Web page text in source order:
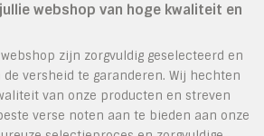
webshop van hoge kwaliteit en
zijn zorgvuldig geselecteerd en
versheid te garanderen. Wij hechten
van onze producten en streven
verse noten aan te bieden aan onze